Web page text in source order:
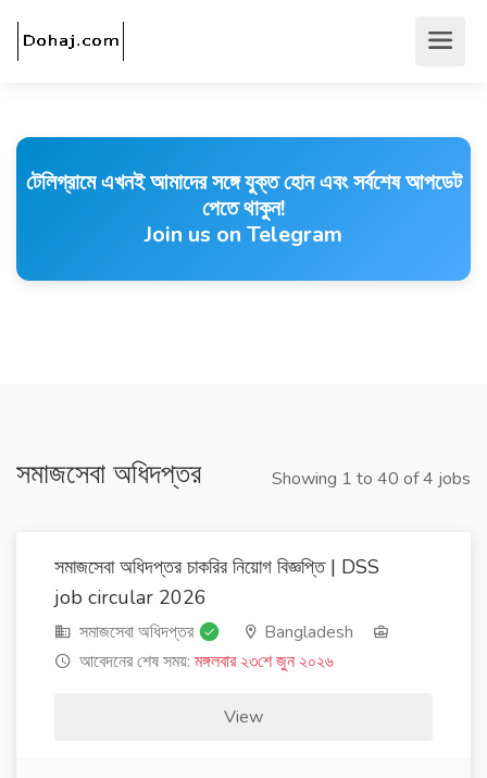
টেলিগ্রামে এখনই আমাদের সঙ্গে যুক্ত হোন এবং সর্বশেষ আপডেট
পেতে থাকুন!
Join us on Telegram
সমাজসেবা অধিদপ্তর Showing 1 to 40 of 4 jobs
সমাজসেবা অধিদপ্তর চাকরির নিয়োগ বিজ্ঞপ্তি | DSS
job circular 2026
সমাজসেবা অধিদপ্তর
Bangladesh
আবেদনের শেষ সময়: মঙ্গলবার ২৩শে জুন ২০২৬
View